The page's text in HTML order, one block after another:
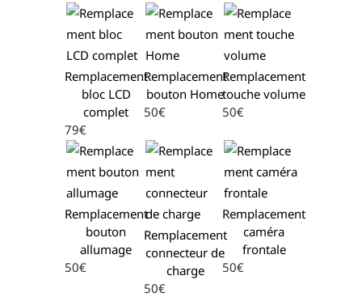
Remplacement
bloc LCD
complet
79€
Remplacement
bouton Home
50€
Remplacement
touche volume
50€
Remplacement
bouton
allumage
50€
Remplacement
connecteur de
charge
50€
Remplacement
caméra
frontale
50€